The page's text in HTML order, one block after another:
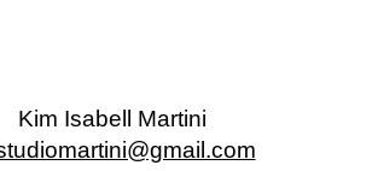
Kim Isabell Martini